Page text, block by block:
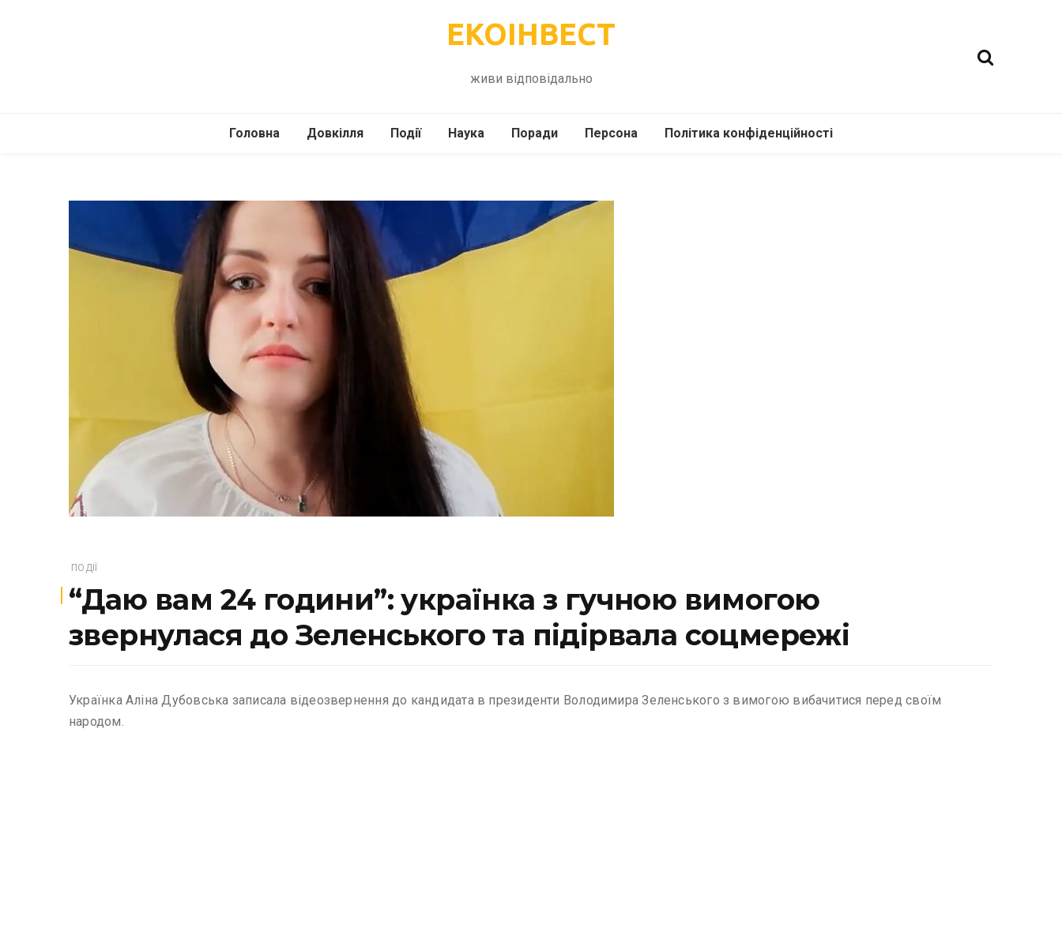
ЕКОІНВЕСТ
живи відповідально
Головна Довкілля
Подорожі
Події
Інше
Наука
Психологія
Технології
Поради
Здоров’я
Сад-Город
Персона Політика конфіденційності
ПОДІЇ
“Даю вам 24 години”: українка з гучною вимогою
звернулася до Зеленського та підірвала соцмережі
Українка Аліна Дубовська записала відеозвернення до кандидата в президенти Володимира Зеленського з вимогою вибачитися перед своїм
народом.